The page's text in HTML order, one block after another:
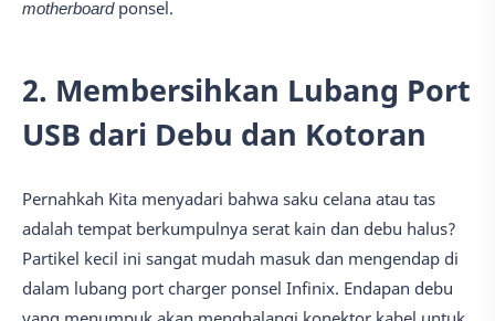
motherboardponsel.
2. Membersihkan Lubang Port
USB dari Debu dan Kotoran
Pernahkah Kita menyadari bahwa saku celana atau tas
adalah tempat berkumpulnya serat kain dan debu halus?
Partikel kecil ini sangat mudah masuk dan mengendap di
dalam lubang port charger ponsel Infinix. Endapan debu